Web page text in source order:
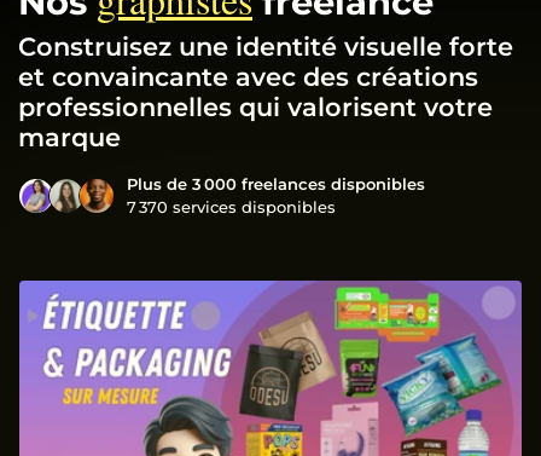
Construisez une identité visuelle forte
et convaincante avec des créations
professionnelles qui valorisent votre
marque
Plus de 3 000 freelances disponibles
7 370 services disponibles